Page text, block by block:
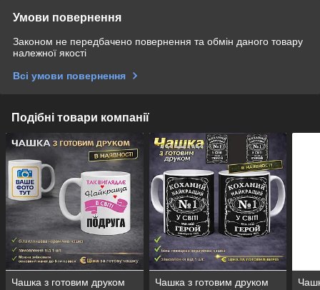
Умови повернення
Законом не передбачено повернення та обмін даного товару
належної якості
Всі умови повернення
Подібні товари компанії
Чашка з готовим друком
Чашка з готовим друком